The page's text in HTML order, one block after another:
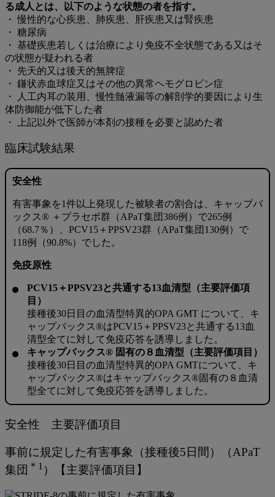
る成人とは、以下のような状態の者を指す。
・ 慢性的な心疾患、肺疾患、肝疾患又は腎疾患
・ 糖尿病
・ 基礎疾患若しくは治療により免疫不全状態である又はそ
の状態が疑われる者
・ 先天的又は後天的無脾症
・ 鎌状赤血球症又はその他の異常ヘモグロビン症
・ 人工内耳の装用、慢性髄液漏等の解剖学的要因により生
体防御能が低下した者
・ 上記以外で医師が本剤の接種を必要と認めた者
臨床試験結果
安全性
有害事象を1件以上発現した被験者の割合は、キャップバ
ックス® ＋プラセボ群（APaT集団386例）で265例
（68.7％）、PCV15＋PPSV23群（APaT集団130例）で
118例（90.8%）でした。
免疫原性
PCV15＋PPSV23と共通する13血清型（主要評価項
目）
接種後30日目の血清型特異的OPA GMT について、キ
ャップバックス®はPCV15＋PPSV23と共通する13血
清型全てに対して免疫応答を誘導しました。
キャップバックス® 固有の８血清型（主要評価項目）
接種後30日目の血清型特異的OPA GMTについて、キ
ャップバックス®はキャップバックス®固有の８血清
型全てに対して免疫応答を誘導しました。
安全性 主要評価項目
事前に規定した有害事象（接種後5日間）（APaT
集団 ＊1 ）【主要評価項目】